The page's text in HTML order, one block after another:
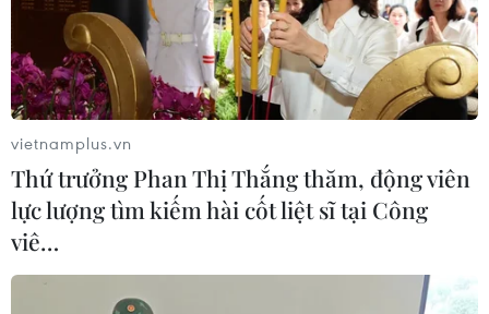
vietnamplus.vn
Thứ trưởng Phan Thị Thắng thăm, động viên
lực lượng tìm kiếm hài cốt liệt sĩ tại Công
viê…